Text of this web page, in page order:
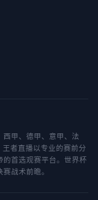
西甲、德甲、意甲、法
者直播以专业的赛前分
首选观赛平台。世界杯
战术前瞻。